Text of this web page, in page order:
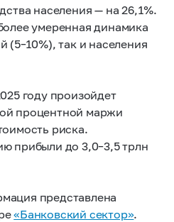
населения — на 26,1%.
умеренная динамика
(5–10%), так и населения
году произойдет
процентной маржи
риска.
прибыли до 3,0–3,5трлн
представлена
«Банковский сектор».